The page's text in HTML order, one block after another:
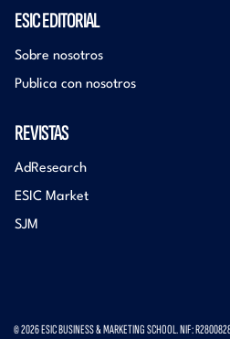
ESIC EDITORIAL
Sobre nosotros
Publica con nosotros
REVISTAS
AdResearch
ESIC Market
SJM
© 2026 ESIC BUSINESS & MARKETING SCHOOL. NIF: